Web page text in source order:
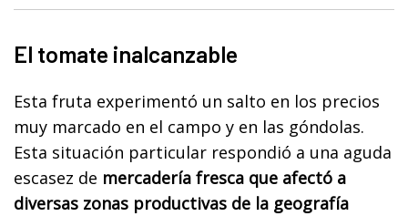
El tomate inalcanzable
Esta fruta experimentó un salto en los precios
muy marcado en el campo y en las góndolas.
Esta situación particular respondió a una aguda
escasez de mercadería fresca que afectó a
diversas zonas productivas de la geografía